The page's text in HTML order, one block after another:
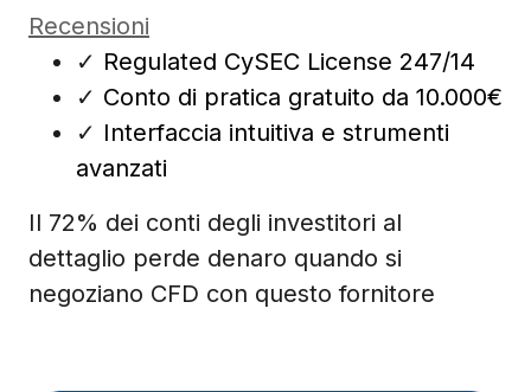
Recensioni
✓ Regulated CySEC License 247/14
✓ Conto di pratica gratuito da 10.000€
✓ Interfaccia intuitiva e strumenti
avanzati
Il 72% dei conti degli investitori al
dettaglio perde denaro quando si
negoziano CFD con questo fornitore